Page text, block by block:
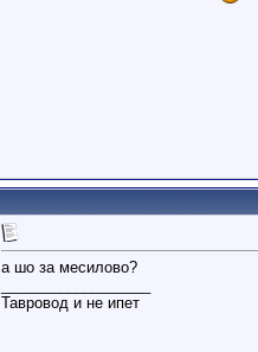
а шо за месилово?
Тавровод и не ипет